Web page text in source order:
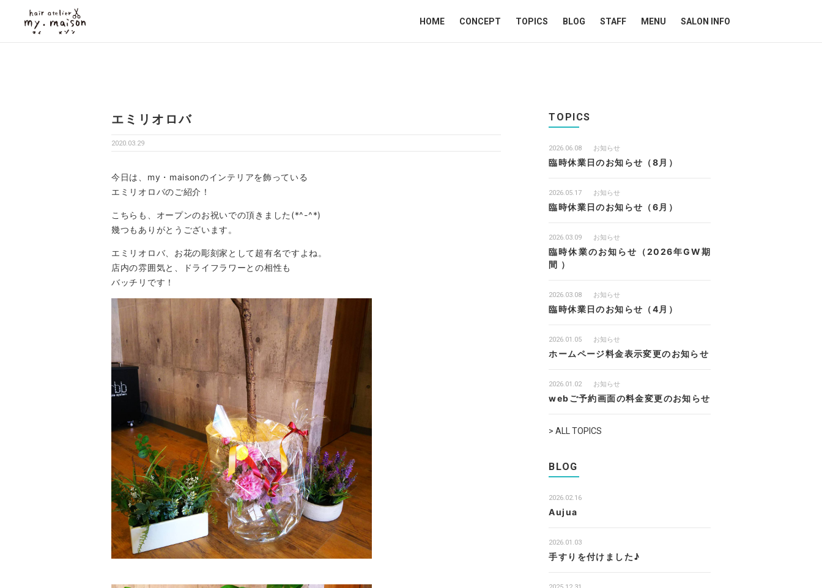
HOME CONCEPT TOPICS BLOG STAFF MENU SALON INFO
エミリオロバ
2020.03.29
今日は、my・maisonのインテリアを飾っている
エミリオロバのご紹介！
こちらも、オープンのお祝いでの頂きました(*^-^*)
幾つもありがとうございます。
エミリオロバ、お花の彫刻家として超有名ですよね。
店内の雰囲気と、ドライフラワーとの相性も
バッチリです！
TOPICS
2026.06.08 お知らせ
臨時休業日のお知らせ（8月）
2026.05.17 お知らせ
臨時休業日のお知らせ（6月）
2026.03.09 お知らせ
臨時休業のお知らせ（2026年GW期
間 ）
2026.03.08 お知らせ
臨時休業日のお知らせ（4月）
2026.01.05 お知らせ
ホームページ料金表示変更のお知らせ
2026.01.02 お知らせ
webご予約画面の料金変更のお知らせ
> ALL TOPICS
BLOG
2026.02.16
Aujua
2026.01.03
手すりを付けました♪